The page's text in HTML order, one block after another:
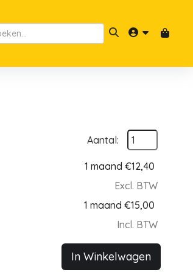
Aantal:
1 maand €12,40
Excl. BTW
1 maand €15,00
Incl. BTW
In Winkelwagen